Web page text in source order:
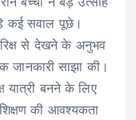
बच्चों ने बड़े उत्साह
कई सवाल पूछे।
से देखने के अनुभव
जानकारी साझा की।
यात्री बनने के लिए
की आवश्यकता